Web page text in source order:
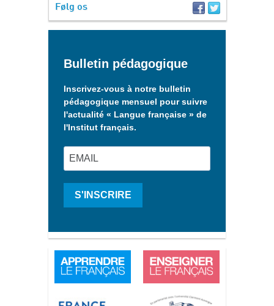
Følg os
Bulletin pédagogique
Inscrivez-vous à notre bulletin
pédagogique mensuel pour suivre
l'actualité « Langue française » de
l'Institut français.
S'INSCRIRE